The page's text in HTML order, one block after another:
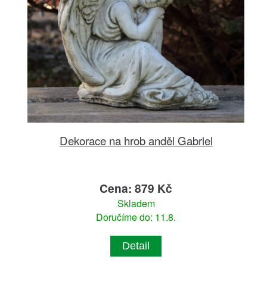
Dekorace na hrob anděl Gabriel
Cena: 879 Kč
Skladem
Doručíme do: 11.8.
Detail